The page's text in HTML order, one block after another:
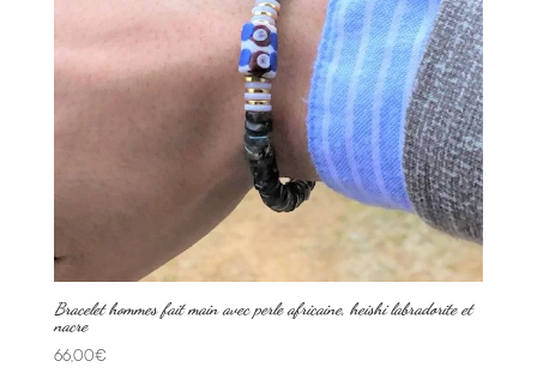
Bracelet hommes fait main avec perle africaine, heishi labradorite et
nacre
66,00€